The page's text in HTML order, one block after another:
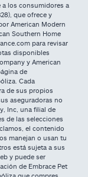
a los consumidores a
que ofrece y
American Modern
Southern Home
para revisar
disponibles
y American
de
Cada
de sus propios
aseguradoras no
Inc, una filial de
de las selecciones
el contenido
manejan o usan tu
está sujeta a sus
y puede ser
de Embrace Pet
que compres.